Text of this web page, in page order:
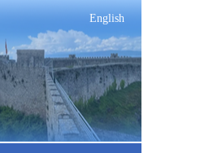
English